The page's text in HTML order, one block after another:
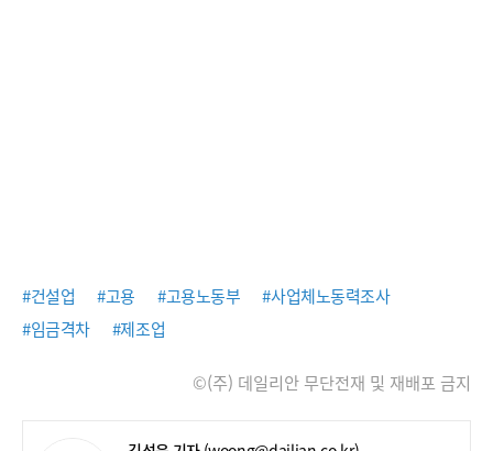
#건설업 #고용 #고용노동부
#사업체노동력조사
#임금격차
#제조업
©(주) 데일리안 무단전재 및 재배포 금지